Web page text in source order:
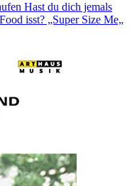
Hast du dich jemals
isst? „Super Size Me„